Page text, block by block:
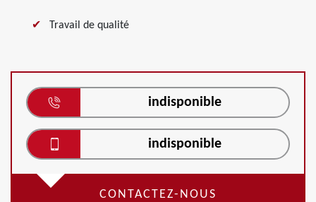
Travail de qualité
indisponible
indisponible
CONTACTEZ-NOUS